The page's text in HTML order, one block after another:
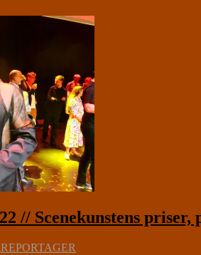
// Scenekunstens priser,
REPORTAGER